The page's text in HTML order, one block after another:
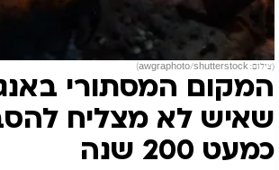
(צילום: awgraphoto/shutterstock)
המקום המסתורי
שאיש לא מצליח
כמעט 200 שנה